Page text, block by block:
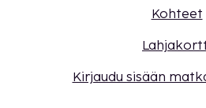
Kohteet
Kirjaudu sisään